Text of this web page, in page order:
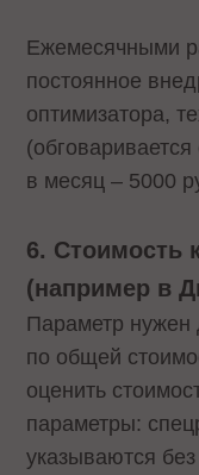
Ежемесячными
постоянное
оптимизатора,
в месяц – 5000
6. Стоимость
(например в
Параметр
по общей
оценить
параметры:
указываются